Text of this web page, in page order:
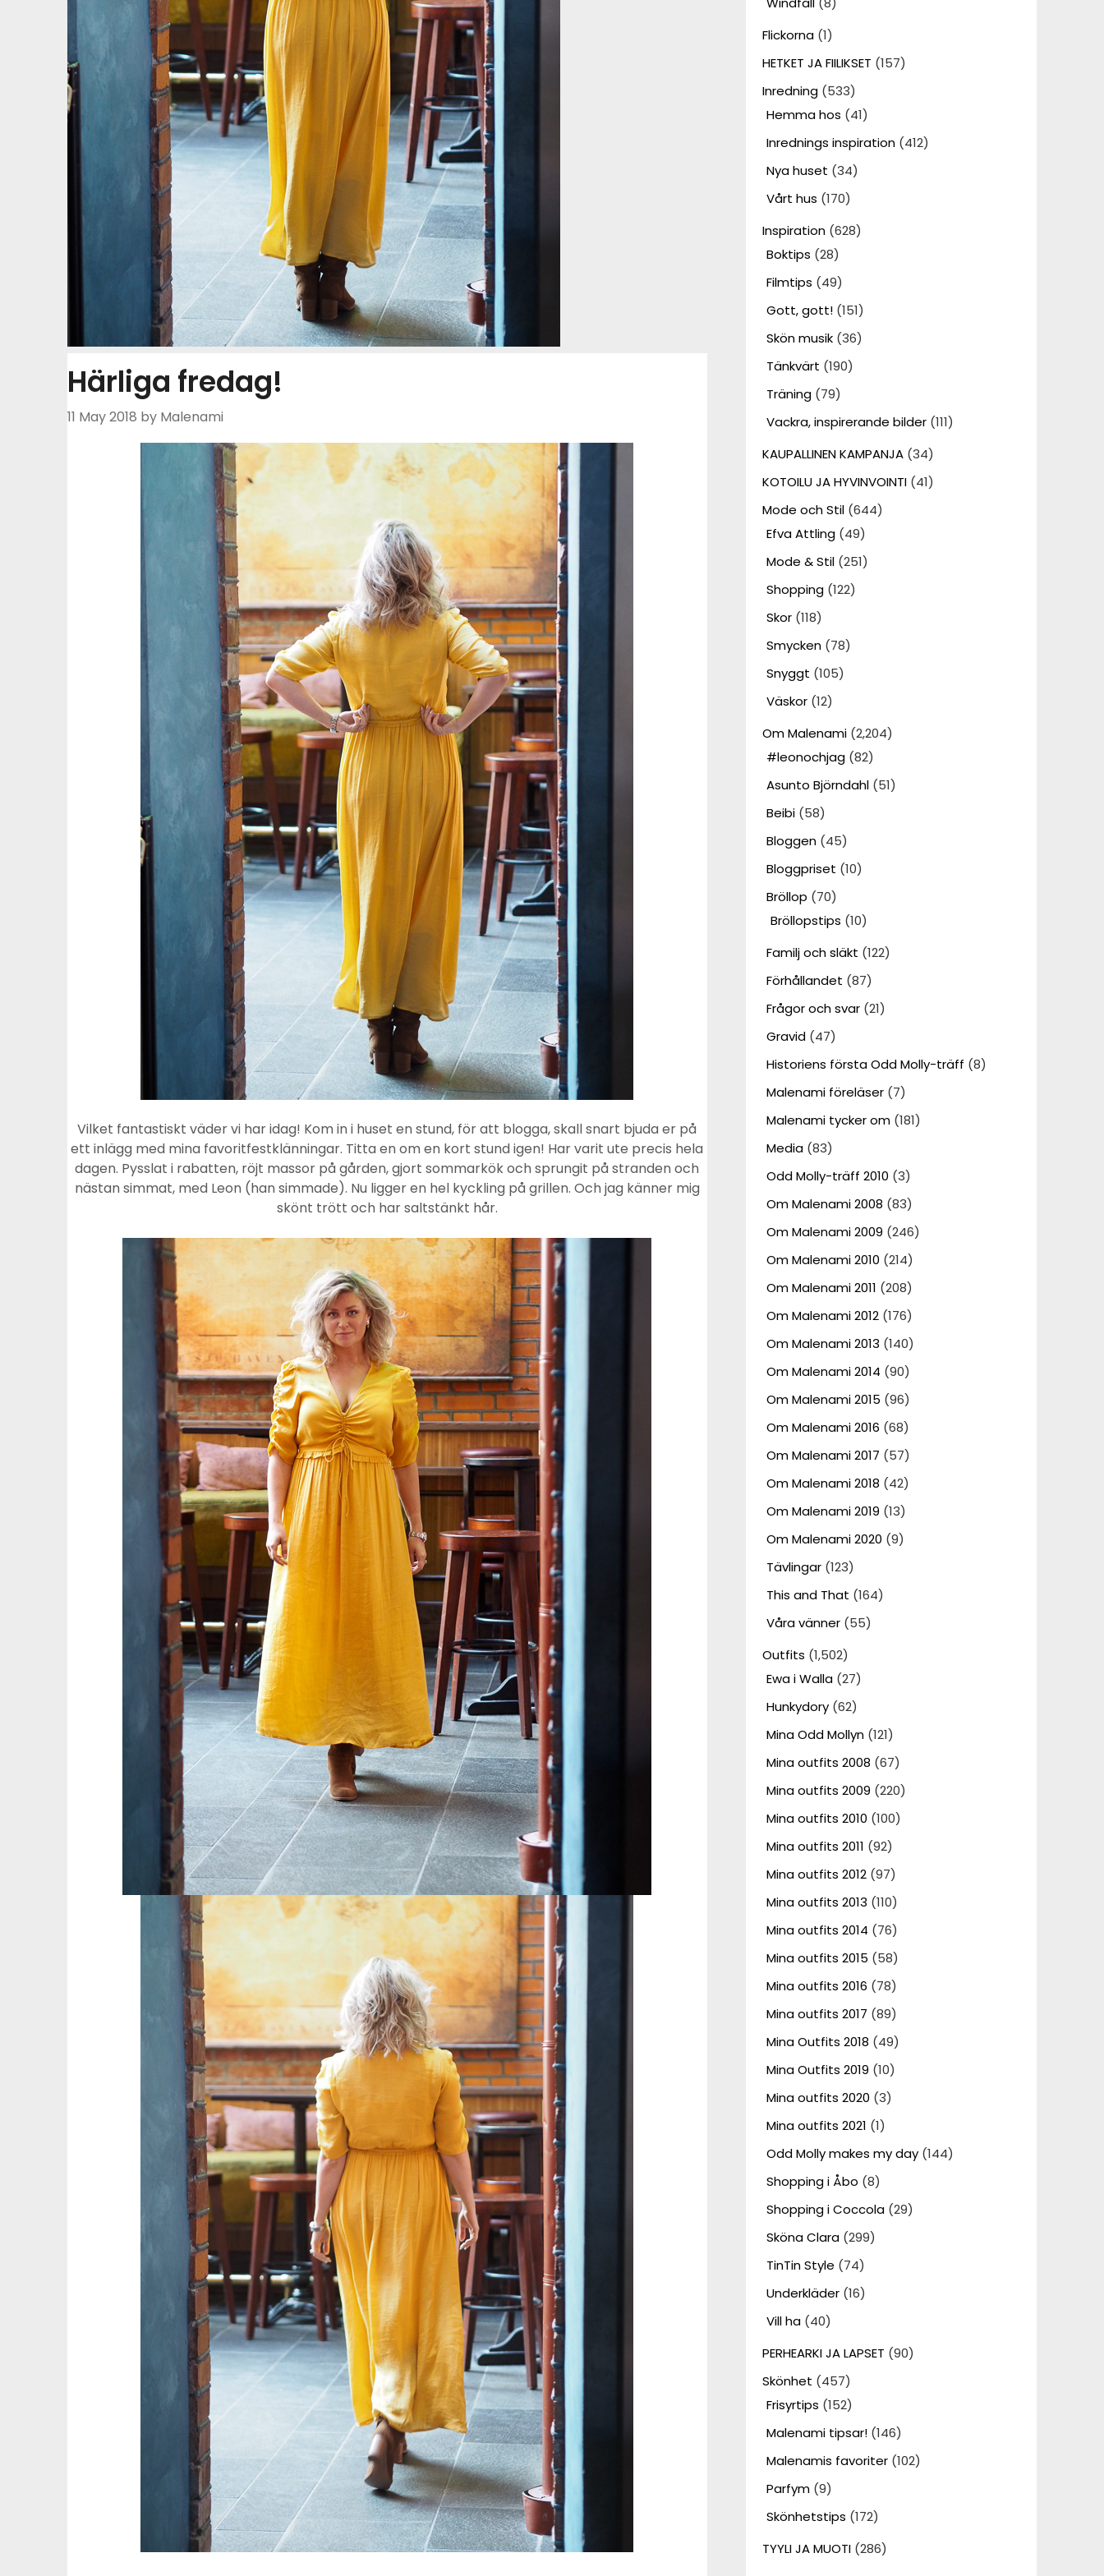
Härliga fredag!
11 May 2018 by Malenami
Vilket fantastiskt väder vi har idag! Kom in i huset en stund, för att blogga, skall snart bjuda er på
ett inlägg med mina favoritfestklänningar. Titta en om en kort stund igen! Har varit ute precis hela
dagen. Pysslat i rabatten, röjt massor på gården, gjort sommarkök och sprungit på stranden och
nästan simmat, med Leon (han simmade). Nu ligger en hel kyckling på grillen. Och jag känner mig
skönt trött och har saltstänkt hår.
Flickorna(1)
HETKET JA FIILIKSET (157)
Inredning(533)
Hemma hos (41)
Inrednings inspiration(412)
Nya huset (34)
Vårt hus (170)
Inspiration(628)
Boktips (28)
Filmtips (49)
Gott, gott!(151)
Skön musik(36)
Tänkvärt (190)
Träning(79)
Vackra, inspirerande bilder(111)
KAUPALLINEN KAMPANJA(34)
KOTOILU JA HYVINVOINTI(41)
Mode och Stil(644)
Efva Attling(49)
Mode & Stil(251)
Shopping(122)
Skor(118)
Smycken(78)
Snyggt (105)
Väskor(12)
Om Malenami(2,204)
#leonochjag(82)
Asunto Björndahl(51)
Beibi(58)
Bloggen(45)
Bloggpriset (10)
Bröllop (70)
Bröllopstips (10)
Familj och släkt (122)
Förhållandet (87)
Frågor och svar(21)
Gravid(47)
Historiens första Odd Molly-träff (8)
Malenami föreläser(7)
Malenami tycker om(181)
Media(83)
Odd Molly-träff 2010 (3)
Om Malenami 2008 (83)
Om Malenami 2009 (246)
Om Malenami 2010 (214)
Om Malenami 2011 (208)
Om Malenami 2012(176)
Om Malenami 2013 (140)
Om Malenami 2014 (90)
Om Malenami 2015 (96)
Om Malenami 2016 (68)
Om Malenami 2017 (57)
Om Malenami 2018 (42)
Om Malenami 2019 (13)
Om Malenami 2020 (9)
Tävlingar(123)
This and That (164)
Våra vänner(55)
Outfits (1,502)
Ewa i Walla(27)
Hunkydory(62)
Mina Odd Mollyn(121)
Mina outfits 2008 (67)
Mina outfits 2009 (220)
Mina outfits 2010 (100)
Mina outfits 2011 (92)
Mina outfits 2012(97)
Mina outfits 2013 (110)
Mina outfits 2014 (76)
Mina outfits 2015 (58)
Mina outfits 2016 (78)
Mina outfits 2017 (89)
Mina Outfits 2018 (49)
Mina Outfits 2019 (10)
Mina outfits 2020 (3)
Mina outfits 2021 (1)
Odd Molly makes my day(144)
Shopping i Åbo (8)
Shopping i Coccola(29)
Sköna Clara(299)
TinTin Style (74)
Underkläder(16)
Vill ha(40)
PERHEARKI JA LAPSET (90)
Skönhet (457)
Frisyrtips (152)
Malenami tipsar!(146)
Malenamis favoriter(102)
Parfym(9)
Skönhetstips (172)
TYYLI JA MUOTI(286)